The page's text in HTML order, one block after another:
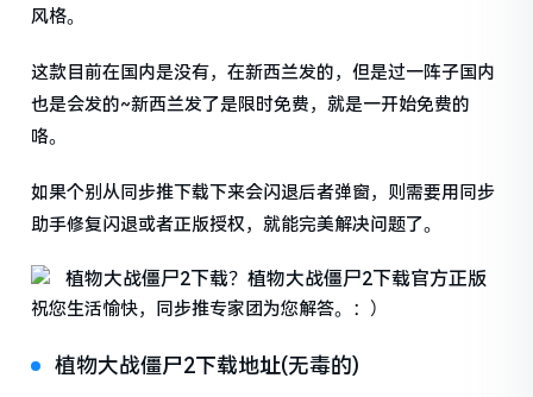
风格。
这款目前在国内是没有，在新西兰发的，但是过一阵子国内
也是会发的~新西兰发了是限时免费，就是一开始免费的
咯。
如果个别从同步推下载下来会闪退后者弹窗，则需要用同步
助手修复闪退或者正版授权，就能完美解决问题了。
祝您生活愉快，同步推专家团为您解答。：）
植物大战僵尸2下载地址(无毒的)